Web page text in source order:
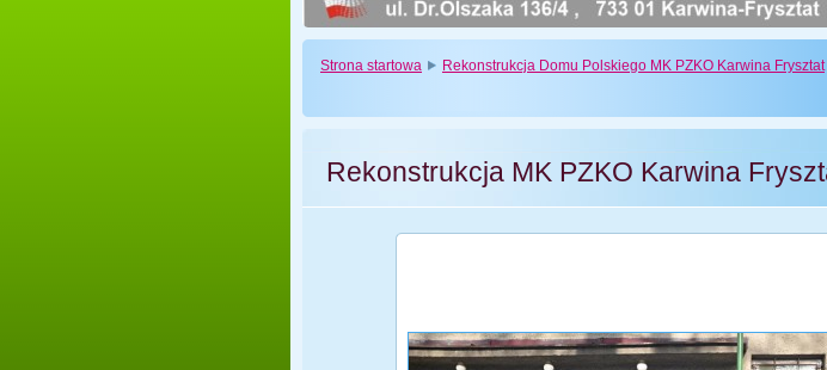
Strona startowa Rekonstrukcja Domu Polskiego MK PZKO Karwina Frysztat
Rekonstrukcja MK PZKO Karwina